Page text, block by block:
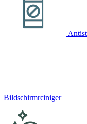
Bildschirmreiniger